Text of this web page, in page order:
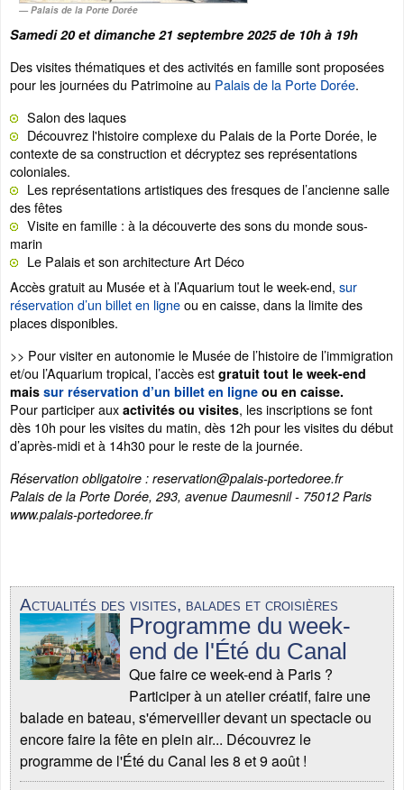
Palais de la Porte Dorée
Samedi 20 et dimanche 21 septembre 2025 de 10h à 19h
Des visites thématiques et des activités en famille sont proposées
pour les journées du Patrimoine au Palais de la Porte Dorée.
Salon des laques
Découvrez l'histoire complexe du Palais de la Porte Dorée, le
contexte de sa construction et décryptez ses représentations
coloniales.
Les représentations artistiques des fresques de l’ancienne salle
des fêtes
Visite en famille : à la découverte des sons du monde sous-
marin
Le Palais et son architecture Art Déco
Accès gratuit au Musée et à l’Aquarium tout le week-end, sur
réservation d’un billet en ligneou en caisse, dans la limite des
places disponibles.
>> Pour visiter en autonomie le Musée de l’histoire de l’immigration
et/ou l’Aquarium tropical, l’accès est gratuit tout le week-end
mais sur réservation d’un billet en ligne ou en caisse.
Pour participer aux activités ou visites, les inscriptions se font
dès 10h pour les visites du matin, dès 12h pour les visites du début
d’après-midi et à 14h30 pour le reste de la journée.
Réservation obligatoire : reservation@palais-portedoree.fr
Palais de la Porte Dorée, 293, avenue Daumesnil - 75012 Paris
www.palais-portedoree.fr
Actualités des visites, balades et croisières
Programme du week-
end de l'Été du Canal
Que faire ce week-end à Paris ?
Participer à un atelier créatif, faire une
balade en bateau, s'émerveiller devant un spectacle ou
encore faire la fête en plein air... Découvrez le
programme de l'Été du Canal les 8 et 9 août !